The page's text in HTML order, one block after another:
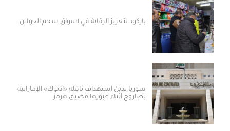
باركود لتعزيز الرقابة في أسواق سحم الجولان
سوريا تدين استهداف ناقلة «أدنوك» الإماراتية
بصاروخ أثناء عبورها مضيق هرمز